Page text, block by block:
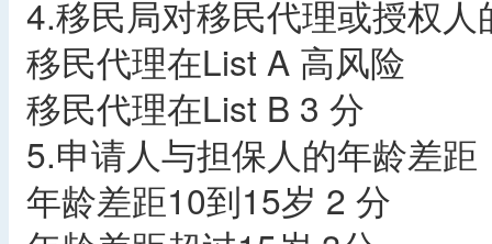
4.移民局对移民代理或授权人
移民代理在List A 高风险
移民代理在List B 3 分
5.申请人与担保人的年龄差距
年龄差距10到15岁 2 分